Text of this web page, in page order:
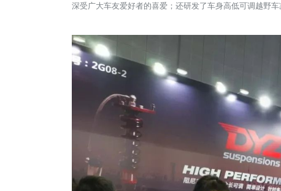
深受广大车友爱好者的喜爱；还研发了车身高低可调越野